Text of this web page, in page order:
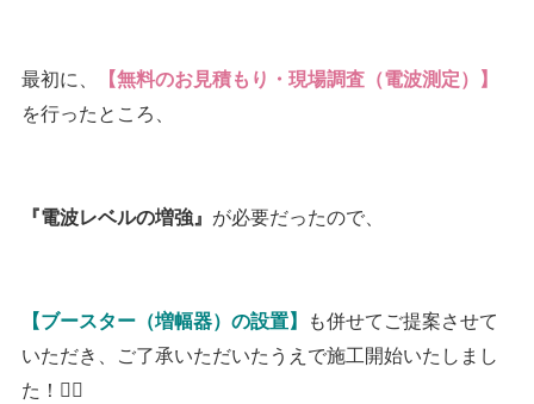
最初に、 【無料のお見積もり・現場調査（電波測定）】
を行ったところ、
『電波レベルの増強』 が必要だったので、
【ブースター（増幅器）の設置】 も併せてご提案させて
いただき、ご了承いただいたうえで施工開始いたしまし
た！👷‍♂️